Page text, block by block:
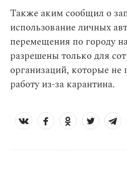
Также аким сообщил о
использование личных
перемещения по городу
разрешены только для
организаций, которые не
работу из-за карантина.